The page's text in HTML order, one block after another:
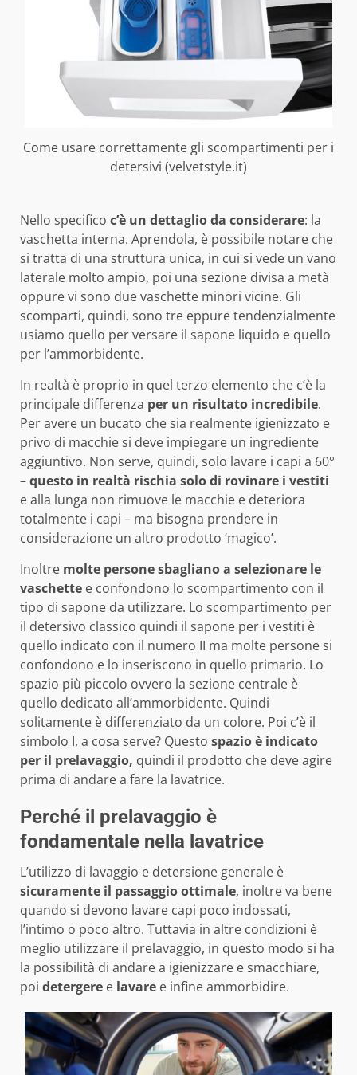
Come usare correttamente gli scompartimenti per i
detersivi (velvetstyle.it)
Nello specifico c’è un dettaglio da considerare: la
vaschetta interna. Aprendola, è possibile notare che
si tratta di una struttura unica, in cui si vede un vano
laterale molto ampio, poi una sezione divisa a metà
oppure vi sono due vaschette minori vicine. Gli
scomparti, quindi, sono tre eppure tendenzialmente
usiamo quello per versare il sapone liquido e quello
per l’ammorbidente.
In realtà è proprio in quel terzo elemento che c’è la
principale differenza per un risultato incredibile.
Per avere un bucato che sia realmente igienizzato e
privo di macchie si deve impiegare un ingrediente
aggiuntivo. Non serve, quindi, solo lavare i capi a 60°
–questo in realtà rischia solo di rovinare i vestiti
e alla lunga non rimuove le macchie e deteriora
totalmente i capi – ma bisogna prendere in
considerazione un altro prodotto ‘magico’.
Inoltre molte persone sbagliano a selezionare le
vaschette e confondono lo scompartimento con il
tipo di sapone da utilizzare. Lo scompartimento per
il detersivo classico quindi il sapone per i vestiti è
quello indicato con il numero II ma molte persone si
confondono e lo inseriscono in quello primario. Lo
spazio più piccolo ovvero la sezione centrale è
quello dedicato all’ammorbidente. Quindi
solitamente è differenziato da un colore. Poi c’è il
simbolo I, a cosa serve? Questo spazio è indicato
per il prelavaggio, quindi il prodotto che deve agire
prima di andare a fare la lavatrice.
Perché il prelavaggio è
fondamentale nella lavatrice
L’utilizzo di lavaggio e detersione generale è
sicuramente il passaggio ottimale, inoltre va bene
quando si devono lavare capi poco indossati,
l’intimo o poco altro. Tuttavia in altre condizioni è
meglio utilizzare il prelavaggio, in questo modo si ha
la possibilità di andare a igienizzare e smacchiare,
poi detergere e lavare e infine ammorbidire.